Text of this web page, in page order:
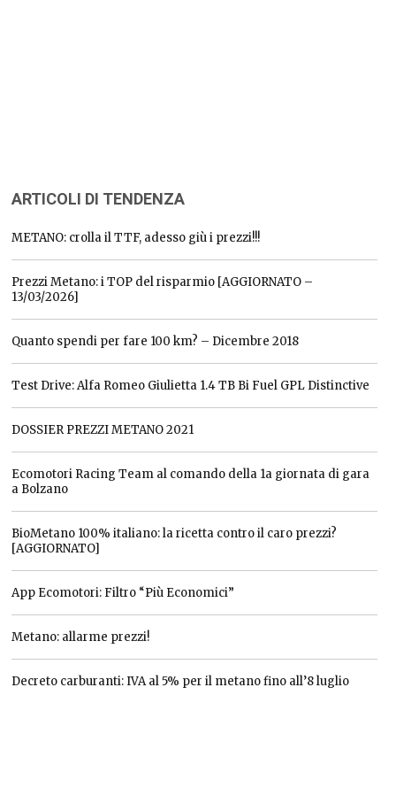
ARTICOLI DI TENDENZA
METANO: crolla il TTF, adesso giù i prezzi!!!
Prezzi Metano: i TOP del risparmio [AGGIORNATO –
13/03/2026]
Quanto spendi per fare 100 km? – Dicembre 2018
Test Drive: Alfa Romeo Giulietta 1.4 TB Bi Fuel GPL Distinctive
DOSSIER PREZZI METANO 2021
Ecomotori Racing Team al comando della 1a giornata di gara
a Bolzano
BioMetano 100% italiano: la ricetta contro il caro prezzi?
[AGGIORNATO]
App Ecomotori: Filtro “Più Economici”
Metano: allarme prezzi!
Decreto carburanti: IVA al 5% per il metano fino all’8 luglio